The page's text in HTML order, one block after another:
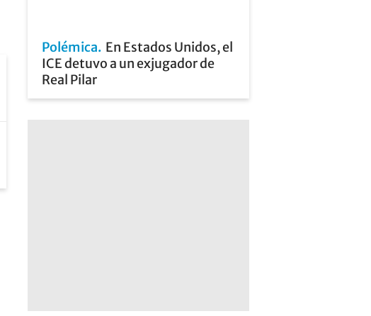
Polémica En Estados Unidos, el
ICE detuvo a un exjugador de
Real Pilar